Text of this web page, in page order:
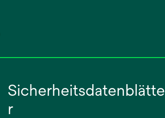
Sicherheitsdatenblätte
r